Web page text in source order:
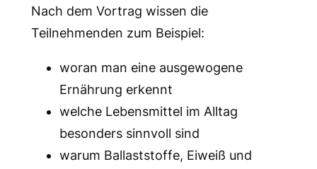
Nach dem Vortrag wissen die
Teilnehmenden zum Beispiel:
woran man eine ausgewogene
Ernährung erkennt
welche Lebensmittel im Alltag
besonders sinnvoll sind
warum Ballaststoffe, Eiweiß und